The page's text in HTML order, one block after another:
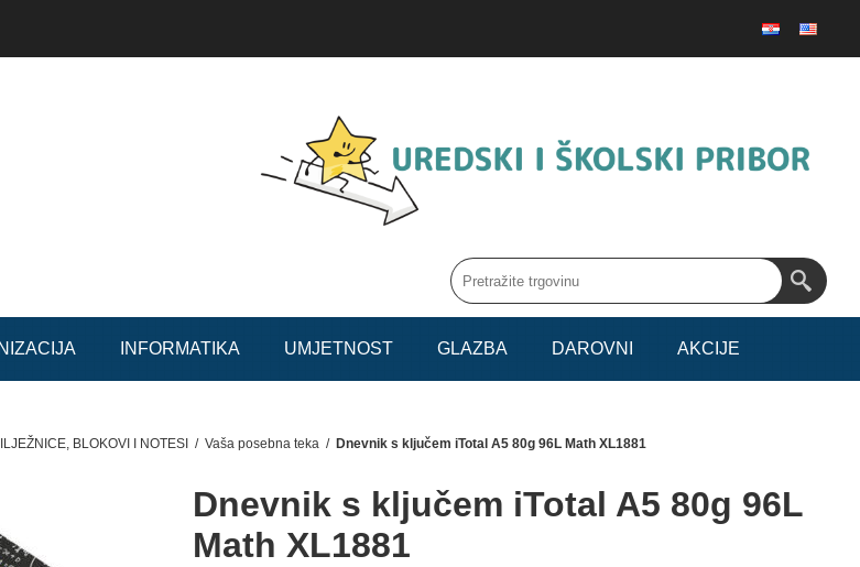
INFORMATIKA UMJETNOST GLAZBA DAROVNI AKCIJE
BLOKOVI I NOTESI / Vaša posebna teka / Dnevnik s ključem iTotal A5 80g 96L Math XL1881
Dnevnik s ključem iTotal A5 80g 96L
Math XL1881